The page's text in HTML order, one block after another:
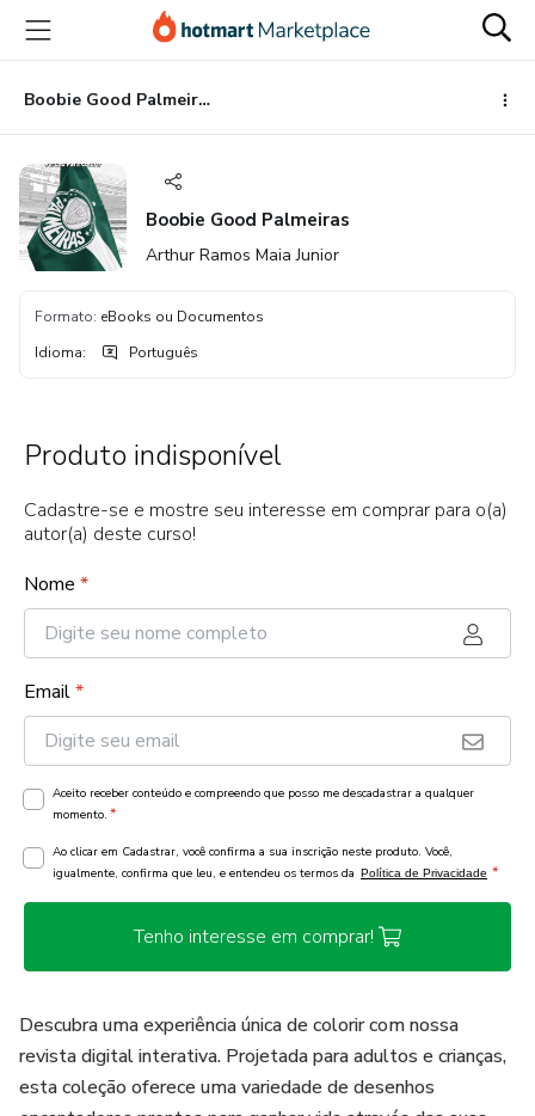
para
conteúdo
principal
para
pagamento
para
rodapé
Boobie Good Palmeiras
Boobie Good Palmeiras
Arthur Ramos Maia Junior
Formato: eBooks ou Documentos
Idioma: Português
Produto indisponível
Cadastre-se e mostre seu interesse em comprar para o(a)
autor(a) deste curso!
Nome *
Email*
Aceito receber conteúdo e compreendo que posso me descadastrar a qualquer
momento. *
Ao clicar em Cadastrar, você confirma a sua inscrição neste produto. Você,
igualmente, confirma que leu, e entendeu os termos da Política de Privacidade *
Tenho interesse em comprar!
Descubra uma experiência única de colorir com nossa
revista digital interativa. Projetada para adultos e crianças,
esta coleção oferece uma variedade de desenhos